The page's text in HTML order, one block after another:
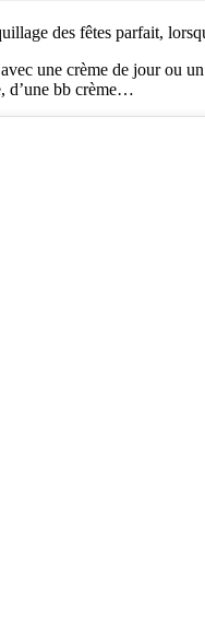
des fêtes parfait,
une crème de jour ou
d’une bb crème…